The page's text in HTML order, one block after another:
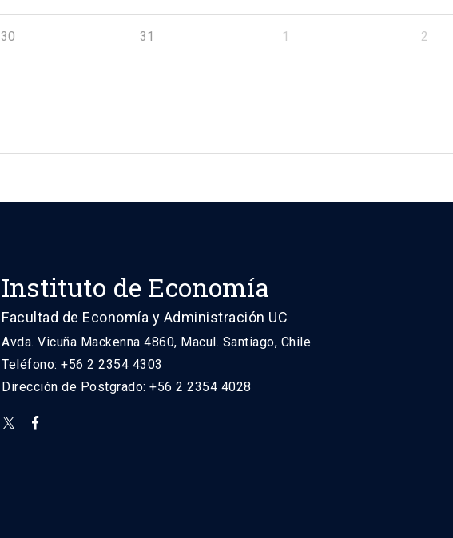
30 31 1 2
Instituto de Economía
Facultad de Economía y Administración UC
Avda. Vicuña Mackenna 4860, Macul. Santiago, Chile
Teléfono: +56 2 2354 4303
Dirección de Postgrado: +56 2 2354 4028